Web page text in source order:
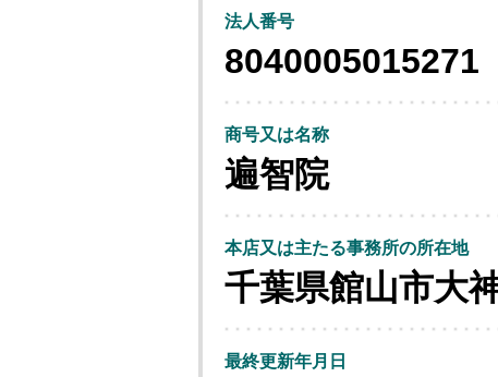
法人番号
8040005015271
商号又は名称
遍智院
本店又は主たる事務所の所在地
千葉県館山市大
最終更新年月日